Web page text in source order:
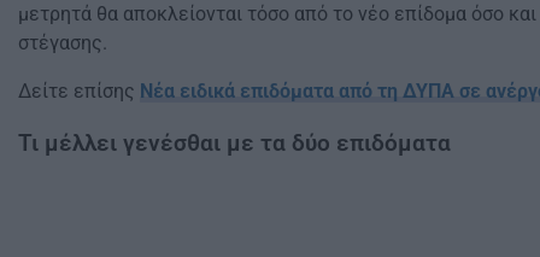
μετρητά θα αποκλείονται τόσο από το νέο επίδομα όσο
στέγασης.
Δείτε επίσης Νέα ειδικά επιδόματα από τη ΔΥΠΑ σε
Τι μέλλει γενέσθαι με τα δύο επιδόματα